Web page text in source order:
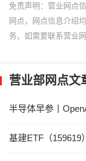
免责声明：营业网点
网点，网点信息介绍
务，如需要联系营业
营业部网点文
基建ETF（159619